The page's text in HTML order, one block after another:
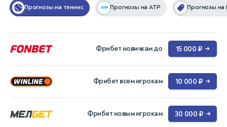
Прогнозы на теннис Прогнозы на ATP Прогнозы
Фрибет новичкам до 15 000 ₽ →
Фрибет всем игрокам 10 000 ₽ →
Фрибет новым игрокам 30 000 ₽ →